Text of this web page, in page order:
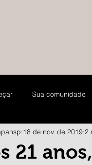
Sua comunidade
21
18 de nov. de 2019 2